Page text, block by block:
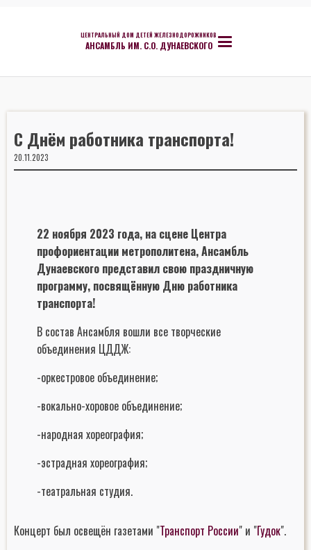
ЦЕНТРАЛЬНЫЙ ДОМ ДЕТЕЙ ЖЕЛЕЗНОДОРОЖНИКОВ
АНСАМБЛЬ ИМ. С.О. ДУНАЕВСКОГО
С Днём работника транспорта!
20.11.2023
22 ноября 2023 года, на сцене Центра
профориентации метрополитена, Ансамбль
Дунаевского представил свою праздничную
программу, посвящённую Дню работника
транспорта!
В состав Ансамбля вошли все творческие
объединения ЦДДЖ:
-оркестровое объединение;
-вокально-хоровое объединение;
-народная хореография;
-эстрадная хореография;
-театральная студия.
Концерт был освещён газетами "Транспорт России" и "Гудок".